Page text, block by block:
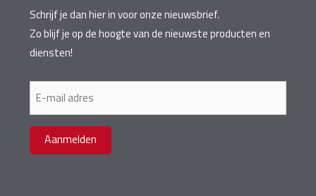
Schrijf je dan hier in voor onze nieuwsbrief.
Zo blijf je op de hoogte van de nieuwste producten en
diensten!
E-
Aanmelden